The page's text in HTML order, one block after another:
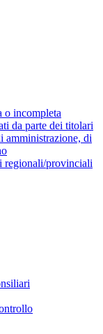
o incompleta
da parte dei titolari
di
regionali/provinciali